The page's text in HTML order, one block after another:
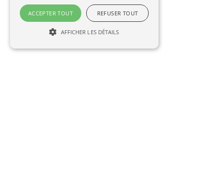
ACCEPTER TOUT REFUSER TOUT
AFFICHER LES DÉTAILS